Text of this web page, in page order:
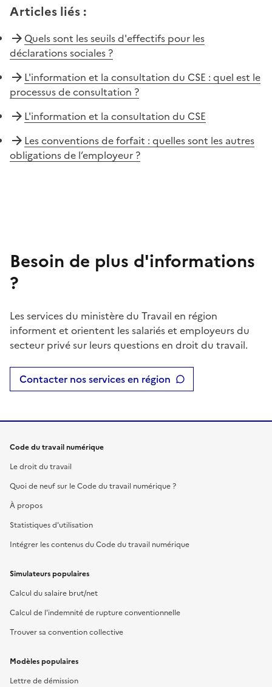
Articles liés :
Quels sont les seuils d'effectifs pour les
déclarations sociales ?
L'information et la consultation du CSE : quel est le
processus de consultation ?
L'information et la consultation du CSE
Les conventions de forfait : quelles sont les autres
obligations de l’employeur ?
Besoin de plus d'informations
?
Les services du ministère du Travail en région
informent et orientent les salariés et employeurs du
secteur privé sur leurs questions en droit du travail.
Contacter nos services en région
Code du travail numérique
Le droit du travail
Quoi de neuf sur le Code du travail numérique ?
À propos
Statistiques d'utilisation
Intégrer les contenus du Code du travail numérique
Simulateurs populaires
Calcul du salaire brut/net
Calcul de l'indemnité de rupture conventionnelle
Trouver sa convention collective
Modèles populaires
Lettre de démission